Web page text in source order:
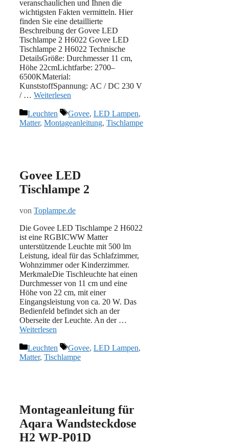
veranschaulichen und Ihnen die
wichtigsten Fakten vermitteln. Hier
finden Sie eine detaillierte
Beschreibung der Govee LED
Tischlampe 2 H6022 Govee LED
Tischlampe 2 H6022 Technische
DetailsGröße: Durchmesser 11 cm,
Höhe 22cmLichtfarbe: 2700–
6500KMaterial:
‎KunststoffSpannung: AC / DC 230 V
/ … Weiterlesen
Kategorien
Leuchten Schlagwörter
Govee, LED Lampen,
Matter, Montageanleitung, Tischlampe
Govee LED
Tischlampe 2
von Toplampe.de
Die Govee LED Tischlampe 2 H6022
ist eine RGBICWW Matter
unterstützende Leuchte mit 500 lm
Leistung, ideal für das Schlafzimmer,
Wohnzimmer oder Kinderzimmer.
MerkmaleDie Tischleuchte hat einen
Durchmesser von 11 cm und eine
Höhe von 22 cm, mit einer
Eingangsleistung von ca. 20 W. Das
Bedienfeld befindet sich an der
Oberseite der Leuchte. An der …
Weiterlesen
Kategorien
Leuchten Schlagwörter
Govee, LED Lampen,
Matter, Tischlampe
Montageanleitung für
Aqara Wandsteckdose
H2 WP-P01D